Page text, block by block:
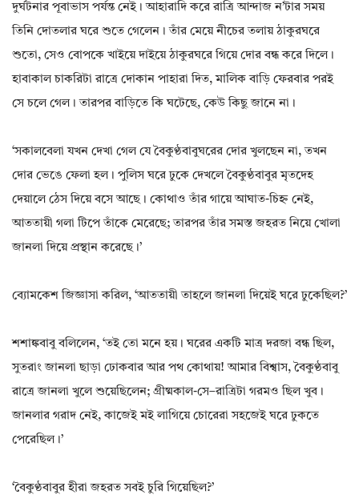
দুর্ঘটনার পূবাভাস পর্যন্ত নেই। আহারাদি করে রাত্রি আন্দাজ ন’টার সময়
তিনি দোতলার ঘরে শুতে গেলেন। তাঁর মেয়ে নীচের তলায় ঠাকুরঘরে
শুতো‌, সেও বোপকে খাইয়ে দাইয়ে ঠাকুরঘরে গিয়ে দোর বন্ধ করে দিলে।
হাবাকাল চাকরিটা রাত্ৰে দোকান পাহারা দিত‌, মালিক বাড়ি ফেরবার পরই
সে চলে গেল। তারপর বাড়িতে কি ঘটেছে‌, কেউ কিছু জানে না।
‘সকালবেলা যখন দেখা গেল যে বৈকুণ্ঠবাবুঘরের দোর খুলছেন না‌, তখন
দোর ভেঙে ফেলা হল। পুলিস ঘরে ঢুকে দেখলে বৈকুণ্ঠবাবুর মৃতদেহ
দেয়ালে ঠেস দিয়ে বসে আছে। কোথাও তাঁর গায়ে আঘাত-চিহ্ন নেই‌,
আততায়ী গলা টিপে তাঁকে মেরেছে; তারপর তাঁর সমস্ত জহরত নিয়ে খোলা
জানলা দিয়ে প্রস্থান করেছে।’
ব্যোমকেশ জিজ্ঞাসা করিল‌, ‘আততায়ী তাহলে জানলা দিয়েই ঘরে ঢুকেছিল?’
শশাঙ্কবাবু বলিলেন‌, ‘তই তো মনে হয়। ঘরের একটি মাত্র দরজা বন্ধ ছিল‌,
সুতরাং জানলা ছাড়া ঢোকবার আর পথ কোথায়! আমার বিশ্বাস‌, বৈকুণ্ঠবাবু
রাত্রে জানলা খুলে শুয়েছিলেন; গ্ৰীষ্মকাল-সে–রাত্রিটা গরমও ছিল খুব।
জানলার গরাদ নেই‌, কাজেই মই লাগিয়ে চোরেরা সহজেই ঘরে ঢুকতে
পেরেছিল।’
‘বৈকুণ্ঠবাবুর হীরা জহরত সবই চুরি গিয়েছিল?’